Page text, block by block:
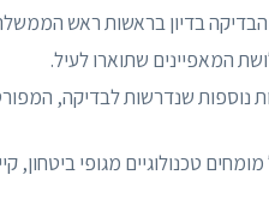
הבדיקה בדיון בראשות ראש
המאפיינים שתוארו לעיל.
נוספות שנדרשות לבדיקה,